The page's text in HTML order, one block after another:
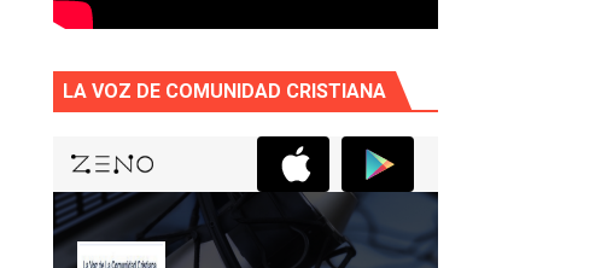
LA VOZ DE COMUNIDAD CRISTIANA